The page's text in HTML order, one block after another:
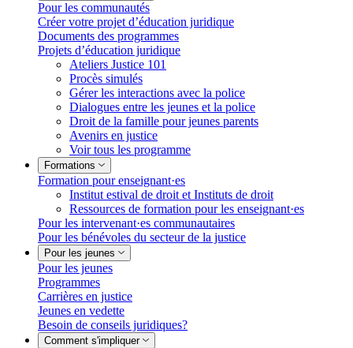
Pour les communautés
Créer votre projet d’éducation juridique
Documents des programmes
Projets d’éducation juridique
Ateliers Justice 101
Procès simulés
Gérer les interactions avec la police
Dialogues entre les jeunes et la police
Droit de la famille pour jeunes parents
Avenirs en justice
Voir tous les programme
Formations
Formation pour enseignant·es
Institut estival de droit et Instituts de droit
Ressources de formation pour les enseignant·es
Pour les intervenant·es communautaires
Pour les bénévoles du secteur de la justice
Pour les jeunes
Pour les jeunes
Programmes
Carrières en justice
Jeunes en vedette
Besoin de conseils juridiques?
Comment s'impliquer